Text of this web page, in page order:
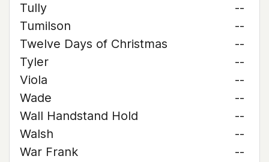
Tully
--
Tumilson
--
Twelve Days of Christmas
--
Tyler
--
Viola
--
Wade
--
Wall Handstand Hold
--
Walsh
--
War Frank
--